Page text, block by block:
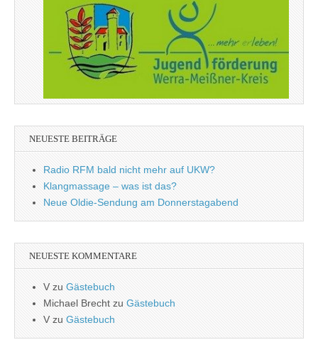
NEUESTE BEITRÄGE
Radio RFM bald nicht mehr auf UKW?
Klangmassage – was ist das?
Neue Oldie-Sendung am Donnerstagabend
NEUESTE KOMMENTARE
V zu Gästebuch
Michael Brecht zu Gästebuch
Vzu Gästebuch